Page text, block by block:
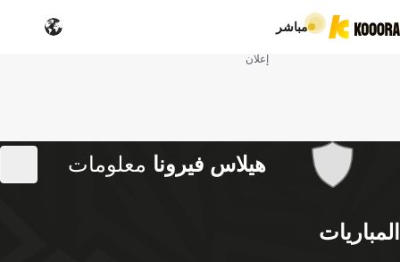
مباشر
إعلان
هيلاس فيرونا معلومات
المباريات